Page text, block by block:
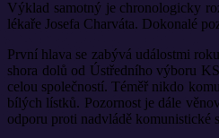
Výklad samotný je chronologicky
lékaře Josefa Charváta. Dokonalé
První hlava se zabývá událostmi
shora dolů od Ústředního výboru
celou společností. Téměř nikdo
bílých lístků. Pozornost je dále
odporu proti nadvládě